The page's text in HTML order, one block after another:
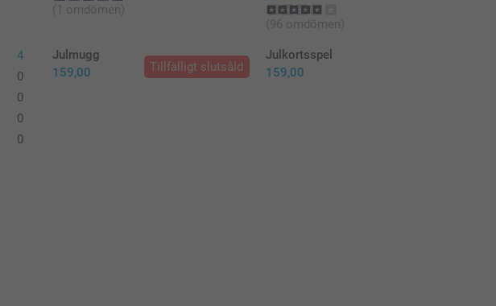
4
0
0
0
0
(1 omdömen)
(96 omdömen)
Tillfälligt slutsåld
Julmugg
159,00
Julkortsspel
159,00